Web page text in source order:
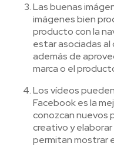
Las buenas
imágenes bien
producto con la
estar asociadas
además de
marca o el
Los vídeos
Facebook es la
conozcan nuevos
creativo y
permitan mostrar